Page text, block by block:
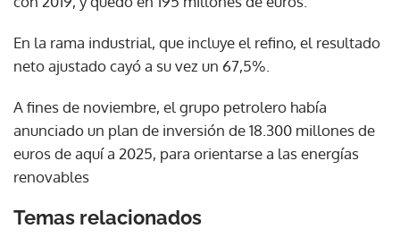
En la rama industrial, que incluye el refino, el resultado
neto ajustado cayó a su vez un 67,5%.
A fines de noviembre, el grupo petrolero había
anunciado un plan de inversión de 18.300 millones de
euros de aquí a 2025, para orientarse a las energías
renovables
Temas relacionados